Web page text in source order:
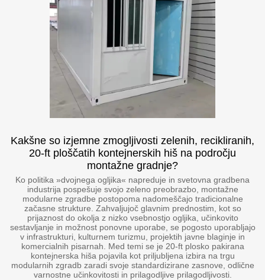
Kakšne so izjemne zmogljivosti zelenih, recikliranih,
20-ft ploščatih kontejnerskih hiš na področju
montažne gradnje?
Ko politika »dvojnega ogljika« napreduje in svetovna gradbena
industrija pospešuje svojo zeleno preobrazbo, montažne
modularne zgradbe postopoma nadomeščajo tradicionalne
začasne strukture. Zahvaljujoč glavnim prednostim, kot so
prijaznost do okolja z nizko vsebnostjo ogljika, učinkovito
sestavljanje in možnost ponovne uporabe, se pogosto uporabljajo
v infrastrukturi, kulturnem turizmu, projektih javne blaginje in
komercialnih pisarnah. Med temi se je 20-ft plosko pakirana
kontejnerska hiša pojavila kot priljubljena izbira na trgu
modularnih zgradb zaradi svoje standardizirane zasnove, odlične
varnostne učinkovitosti in prilagodljive prilagodljivosti.